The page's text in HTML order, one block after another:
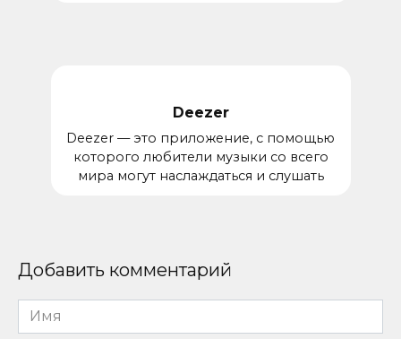
Deezer
Deezer — это приложение, с помощью
которого любители музыки со всего
мира могут наслаждаться и слушать
Добавить комментарий
Имя
*